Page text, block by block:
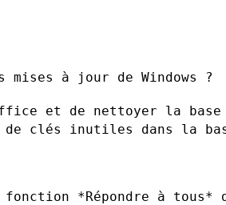
mises à jour de Windows ?
et de nettoyer la
de clés inutiles dans la
*Répondre à tous*